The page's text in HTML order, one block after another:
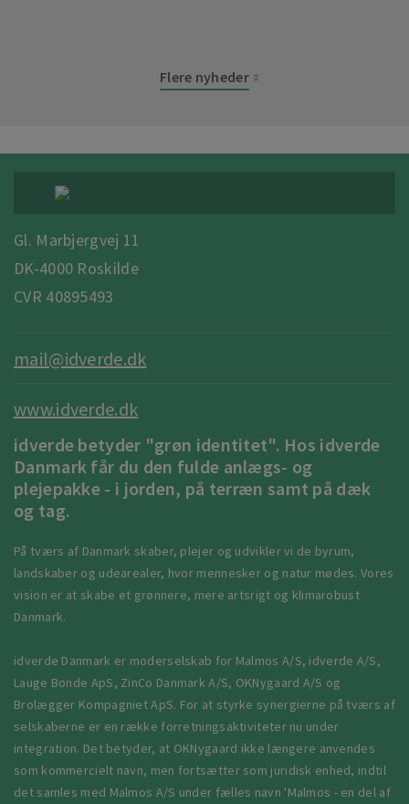
Flere nyheder
Gl. Marbjergvej 11
DK-4000 Roskilde
CVR 40895493
mail@idverde.dk
www.idverde.dk
idverde betyder "grøn identitet". Hos idverde
Danmark får du den fulde anlægs- og
plejepakke - i jorden, på terræn samt på dæk
og tag.
På tværs af Danmark skaber, plejer og udvikler vi de byrum,
landskaber og udearealer, hvor mennesker og natur mødes. Vores
vision er at skabe et grønnere, mere artsrigt og klimarobust
Danmark.
idverde Danmark er moderselskab for Malmos A/S, idverde A/S,
Lauge Bonde ApS, ZinCo Danmark A/S, OKNygaard A/S og
Brolægger Kompagniet ApS. For at styrke synergierne på tværs af
selskaberne er en række forretningsaktiviteter nu under
integration. Det betyder, at OKNygaard ikke længere anvendes
som kommercielt navn, men fortsætter som juridisk enhed, indtil
det samles med Malmos A/S under fælles navn 'Malmos - en del af